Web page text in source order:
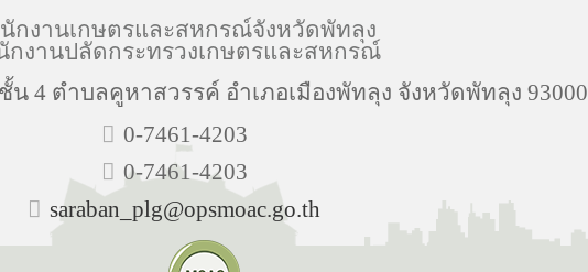
กงานเกษตรและสหกรณ์จังหวัดพัทลุง
กงานปลัดกระทรวงเกษตรและสหกรณ์
4 ตำบลคูหาสวรรค์ อำเภอเมืองพัทลุง จังหวัดพัทลุง 93000
0-7461-4203
0-7461-4203
saraban_plg@opsmoac.go.th